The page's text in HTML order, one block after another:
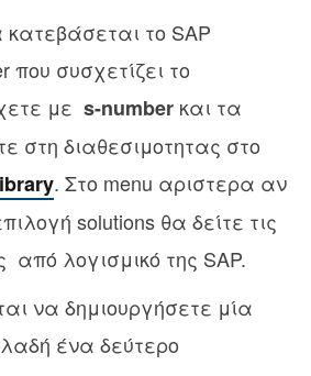
το SAP
που συσχετίζει το
με s-numberκαι τα
στη διαθεσιμοτητας στο
. Στο menu αριστερα αν
solutions θα δείτε τις
από λογισμικό της SAP.
να δημιουργήσετε μία
ένα δεύτερο